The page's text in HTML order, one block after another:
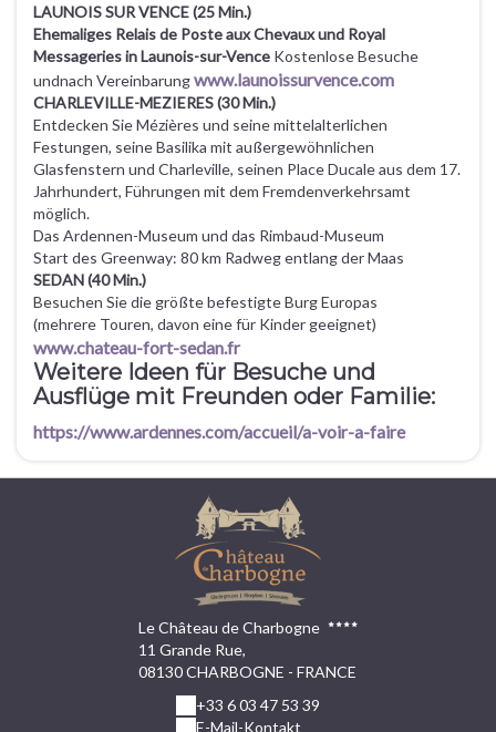
LAUNOIS SUR VENCE(25 Min.)
Ehemaliges Relais de Poste aux Chevaux und Royal
Messageries in Launois-sur-Vence Kostenlose Besuche
undnach Vereinbarungwww.launoissurvence.com
CHARLEVILLE-MEZIERES (30 Min.)
Entdecken Sie Mézières und seine mittelalterlichen
Festungen, seine Basilika mit außergewöhnlichen
Glasfenstern und Charleville, seinen Place Ducale aus dem 17.
Jahrhundert, Führungen mit dem Fremdenverkehrsamt
möglich.
Das Ardennen-Museum und das Rimbaud-Museum
Start des Greenway: 80 km Radweg entlang der Maas
SEDAN (40 Min.)
Besuchen Sie die größte befestigte Burg Europas
(mehrere Touren, davon eine für Kinder geeignet)
www.chateau-fort-sedan.fr
Weitere Ideen für Besuche und
Ausflüge mit Freunden oder Familie:
https://www.ardennes.com/accueil/a-voir-a-faire
Le Château de Charbogne
11 Grande Rue,
08130 CHARBOGNE - FRANCE
+33 6 03 47 53 39
E-Mail-Kontakt